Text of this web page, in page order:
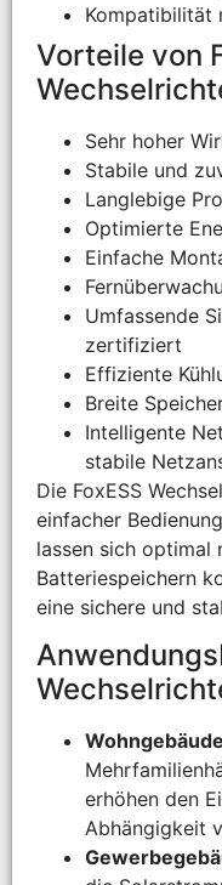
Kompatibilität
Vorteile von
Sehr hoher
Stabile und
Langlebige
Optimierte
Einfache
Umfassende
zertifiziert
Effiziente
Breite
Intelligente
stabile
Die FoxESS
einfacher
lassen sich optimal
Batteriespeichern
eine sichere und
erhöhen den
Abhängigkeit